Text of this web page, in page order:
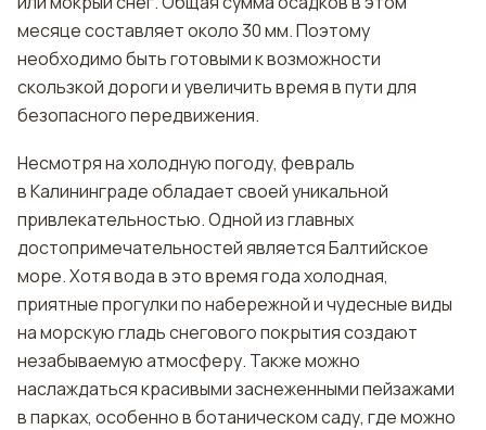
месяце составляет около 30 мм. Поэтому
необходимо быть готовыми к возможности
скользкой дороги и увеличить время в пути для
безопасного передвижения.
Несмотря на холодную погоду, февраль
в Калининграде обладает своей уникальной
привлекательностью. Одной из главных
достопримечательностей является Балтийское
море. Хотя вода в это время года холодная,
приятные прогулки по набережной и чудесные виды
на морскую гладь снегового покрытия создают
незабываемую атмосферу. Также можно
наслаждаться красивыми заснеженными пейзажами
в парках, особенно в ботаническом саду, где можно